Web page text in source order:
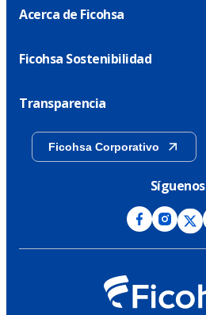
Acerca de Ficohsa
Ficohsa Sostenibilidad
Transparencia
Ficohsa Corporativo
Síguenos